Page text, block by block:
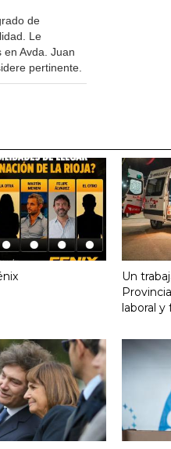
de
Le
Avda. Juan
pertinente.
Un
laboral y